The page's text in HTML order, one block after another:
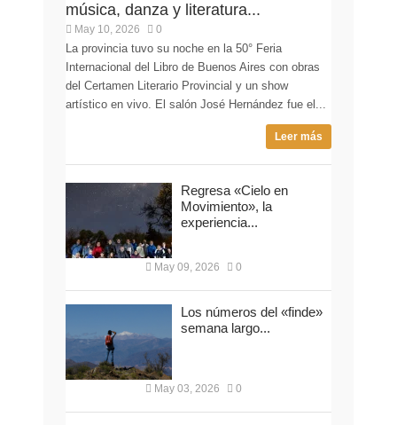
música, danza y literatura...
May 10, 2026 0
La provincia tuvo su noche en la 50° Feria
Internacional del Libro de Buenos Aires con obras
del Certamen Literario Provincial y un show
artístico en vivo. El salón José Hernández fue el...
Leer más
Regresa «Cielo en
Movimiento», la
experiencia...
May 09, 2026 0
Los números del «finde»
semana largo...
May 03, 2026 0